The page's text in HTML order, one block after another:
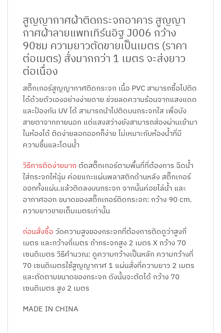
สูญญากาศฝ้าติดกระจกอาคาร สูญญา
กาศฝ้าลายแพทเทิร์นอิฐ J006 กว้าง
90ซม ความยาวตัดขายเป็นเมตร (ราคา
ต่อเมตร) สั่งมากกว่า 1 เมตร จะส่งยาว
ต่อเนื่อง
สติ๊กเกอร์สูญญากาศติดกระจก เนื้อ PVC สามารถซื้อไปติด
ได้ด้วยตัวเองอย่างง่ายดาย ช่วยลดความร้อนจากแสงแดด
และป้องกัน UV ได้ สามารถนำไปติดบนกระจกใส เพื่อบัง
สายตาจากภายนอก แต่แสงสว่างยังสามารถส่องผ่านเข้ามา
ในห้องได้ ติดง่ายลอกออกก็ง่าย ไม่เหมาะกับห้องน้ำที่มี
ความชื้นและโดนน้ำ
วิธีการติดง่ายมาก ตัดสติ๊กเกอร์ตามพื้นที่ที่ต้องการ ฉีดน้ำ
ใส่กระจกให้ฉุ่ม ค่อยแกะแผ่นพลาสติกด้านหลัง สติ๊กเกอร์
ออกทั้งแผ่น.แล้วติดลงบนกระจก จากนัันค่อยไล่น้ำ และ
อากาศออก ขนาดของสติ๊กเกอร์ติดกระจก: กว้าง 90 cm.
ความยาวขายเต็มเมตรเท่านั้น
ก่อนสั่งซื้อ วัดความสูงของกระจกที่ต้องการติดดูว่าสูงกี่
เมตร และกว้างกี่เมตร ถ้ากระจกสูง 2 เมตร X กว้าง 70
เซนติเมตร วิธีคำนวณ: ดูความกว้างเป็นหลัก ความกว้างที่
70 เซนติเมตรใช้สูญญากาศ 1 แผ่นสั่งที่ความยาว 2 เมตร
และตัดตามขนาดของกระจก ดังนั้นจะตัดได้ กว้าง 70
เซนติเมตร สูง 2 เมตร
MADE IN CHINA